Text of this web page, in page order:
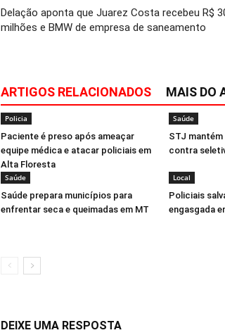
Delação aponta que Juarez Costa recebeu R$
milhões e BMW de empresa de saneamento
ARTIGOS RELACIONADOS MAIS DO
Policia
Paciente é preso após ameaçar
equipe médica e atacar policiais em
Alta Floresta
Saúde
STJ
contra
Saúde
Saúde prepara municípios para
enfrentar seca e queimadas em MT
Local
Policiais
engasgada
DEIXE UMA RESPOSTA